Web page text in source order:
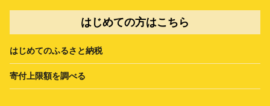
はじめての方はこちら
はじめてのふるさと納税
寄付上限額を調べる